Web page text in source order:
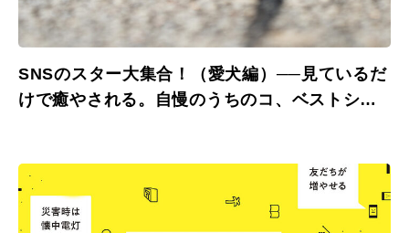
SNSのスター大集合！（愛犬編）──見ているだ
けで癒やされる。自慢のうちのコ、ベストショ